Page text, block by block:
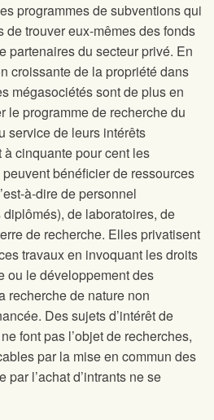
programmes de subventions qui
de trouver eux-mêmes des fonds
partenaires du secteur privé. En
croissante de la propriété dans
mégasociétés sont de plus en
le programme de recherche du
service de leurs intérêts
cinquante pour cent les
bénéficier de ressources
à-dire de personnel
de laboratoires, de
de recherche. Elles privatisent
travaux en invoquant les droits
ou le développement des
recherche de nature non
Des sujets d’intérêt de
font pas l’objet de recherches,
par la mise en commun des
l’achat d’intrants ne se